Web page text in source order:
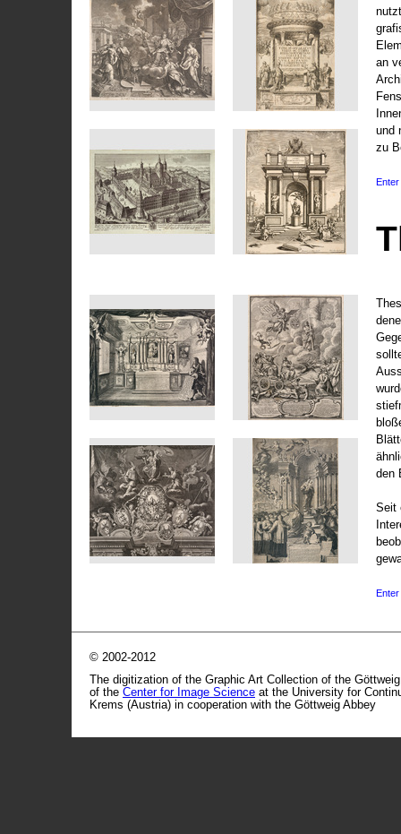
an
und
zu
Enter
den
Seit
© 2002-2012
The digitization of the Graphic Art Collection of the
of the Center for Image Science at the University for
Krems (Austria) in cooperation with the Göttweig Abbey